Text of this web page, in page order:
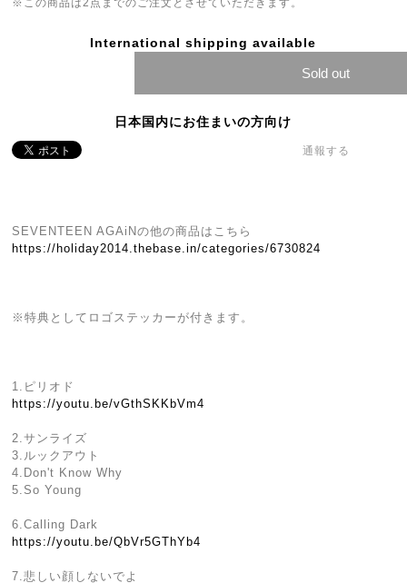
※この商品は2点までのご注文とさせていただきます。
International shipping available
Sold out
日本国内にお住まいの方向け
通報する
SEVENTEEN AGAiNの他の商品はこちら
https://holiday2014.thebase.in/categories/6730824
※特典としてロゴステッカーが付きます。
1.ピリオド
https://youtu.be/vGthSKKbVm4
2.サンライズ
3.ルックアウト
4.Don't Know Why
5.So Young
6.Calling Dark
https://youtu.be/QbVr5GThYb4
7.悲しい顔しないでよ